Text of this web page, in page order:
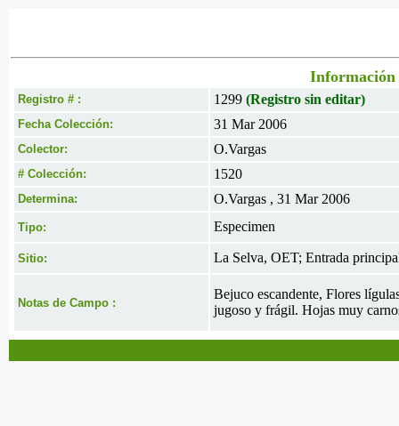
Información
Registro # : 1299 (Registro sin editar)
Fecha Colección: 31 Mar 2006
Colector: O.Vargas
# Colección: 1520
Determina: O.Vargas , 31 Mar 2006
Tipo: Especimen
Sitio: La Selva, OET; Entrada
Notas de Campo :
Bejuco escandente, Flores
jugoso y frágil. Hojas muy